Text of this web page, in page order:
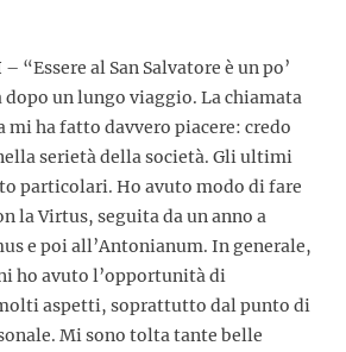
– “Essere al San Salvatore è un po’
dopo un lungo viaggio. La chiamata
mi ha fatto davvero piacere: credo
serietà della società. Gli ultimi
particolari. Ho avuto modo di fare
la Virtus, seguita da un anno a
e poi all’Antonianum. In generale,
ho avuto l’opportunità di
aspetti, soprattutto dal punto di
Mi sono tolta tante belle